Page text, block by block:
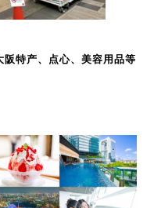
阪特产、点心、美容用品等